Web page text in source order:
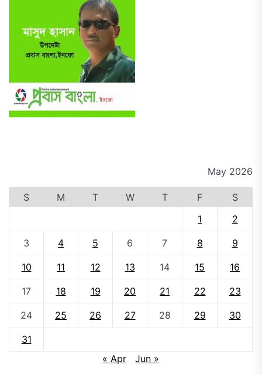
May 2026
S M T W T F
S
1
2
3 4 5 6 7 8 9
10 11 12 13 14 15 16
17 18 19 20 21 22 23
24 25 26 27 28 29 30
31
« Apr
Jun »